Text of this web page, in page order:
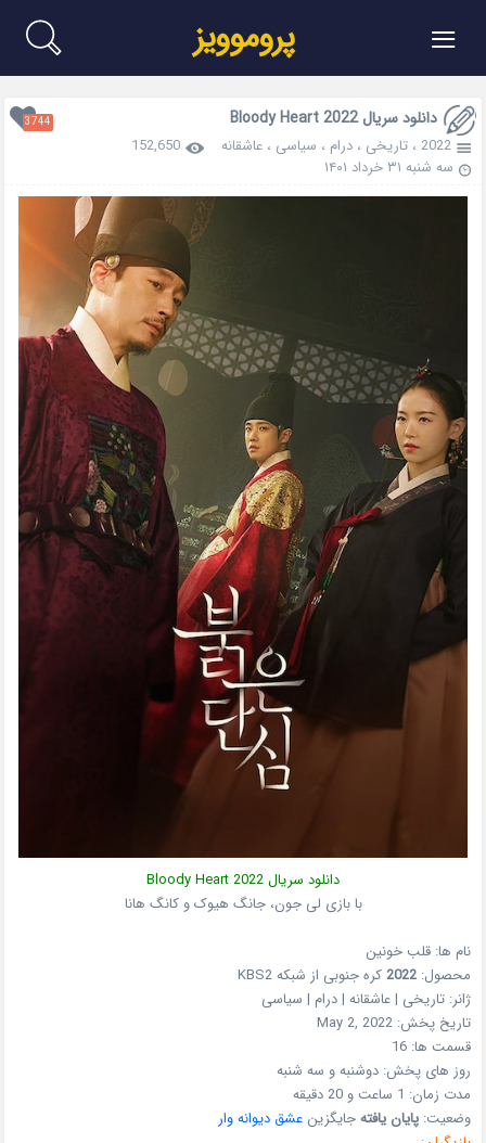
≡ پروموویز
دانلود سریال Bloody Heart 2022 3744
2022 ،تاریخی ،درام ، سیاسی ،عاشقانه
152,650
سه شنبه ۳۱ خرداد ۱۴۰۱
دانلود سریال Bloody Heart2022
با بازی لی جون، جانگ هیوک و کانگ هانا
نام ها: قلب خونین
محصول:2022 کره جنوبی از شبکهKBS2
ژانر:تاریخی | عاشقانه | درام | سیاسی
تاریخ پخش:May 2, 2022
قسمت ها:16
روز های پخش:دوشنبه و سه شنبه
مدت زمان: 1 ساعت و 20 دقیقه
وضعیت:پایان یافتهجایگزینعشق دیوانه وار